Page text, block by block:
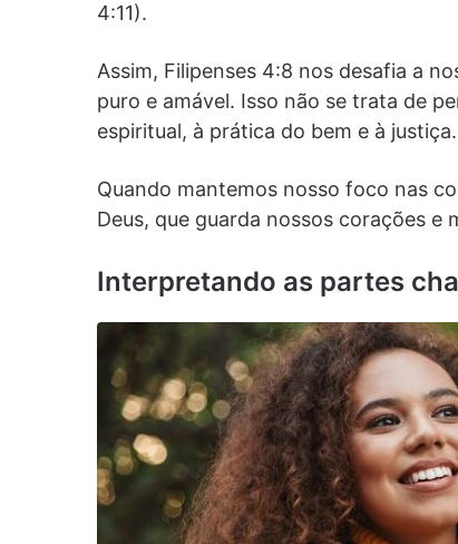
4:11).
Assim, Filipenses 4:8 nos desafia a
puro e amável. Isso não se trata de
espiritual, à prática do bem e à justiça.
Quando mantemos nosso foco nas
Deus, que guarda nossos corações e
Interpretando as partes